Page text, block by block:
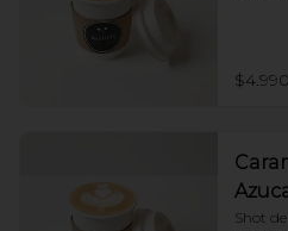
$4.990
Shot